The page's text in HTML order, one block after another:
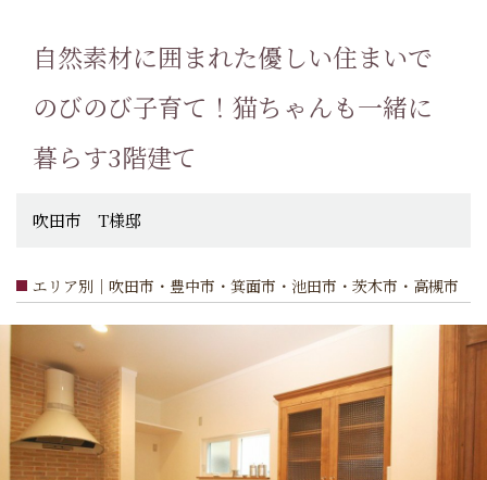
自然素材に囲まれた優しい住まいで
のびのび子育て！猫ちゃんも一緒に
暮らす3階建て
吹田市 T様邸
エリア別｜吹田市・豊中市・箕面市・池田市・茨木市・高槻市